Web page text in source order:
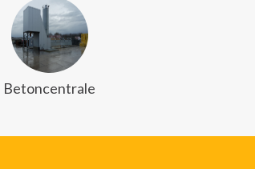
Betoncentrale